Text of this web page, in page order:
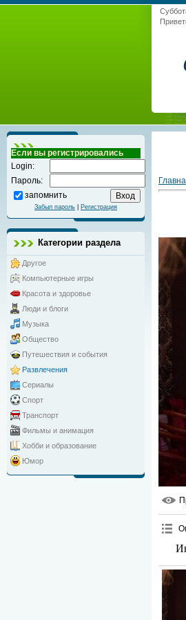
Если вы регистрировались
Login:
Пароль:
запомнить
Забыл пароль Регистрация
Категории раздела
Другое
Компьютерные игры
Красота и здоровье
Люди и блоги
Музыка
Общество
Путешествия и события
Развлечения
Сериалы
Спорт
Транспорт
Фильмы и анимация
Хобби и образование
Юмор